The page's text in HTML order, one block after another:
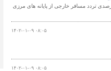
و نقل اداره کل راهداری و حمل و نقل جاده ای آذربایجان غربی از رشد ۱۰۰ درصدی تردد مسافر خارجی از پایانه های مرزی
۱۴۰۲-۰۱-۰۹ ۰۸:۰۵
۱۴۰۲-۰۱-۰۹ ۰۸:۰۵